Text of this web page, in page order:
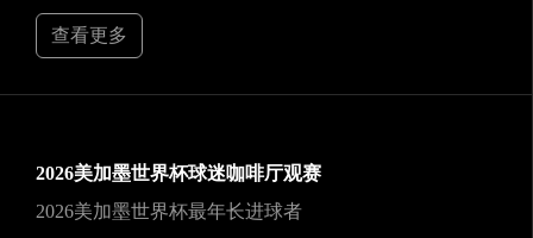
查看更多
2026美加墨世界杯球迷咖啡厅观赛
2026美加墨世界杯最年长进球者